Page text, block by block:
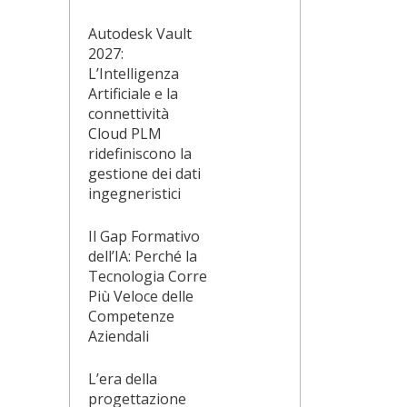
Autodesk Vault
2027:
L’Intelligenza
Artificiale e la
connettività
Cloud PLM
ridefiniscono la
gestione dei dati
ingegneristici
Il Gap Formativo
dell’IA: Perché la
Tecnologia Corre
Più Veloce delle
Competenze
Aziendali
L’era della
progettazione